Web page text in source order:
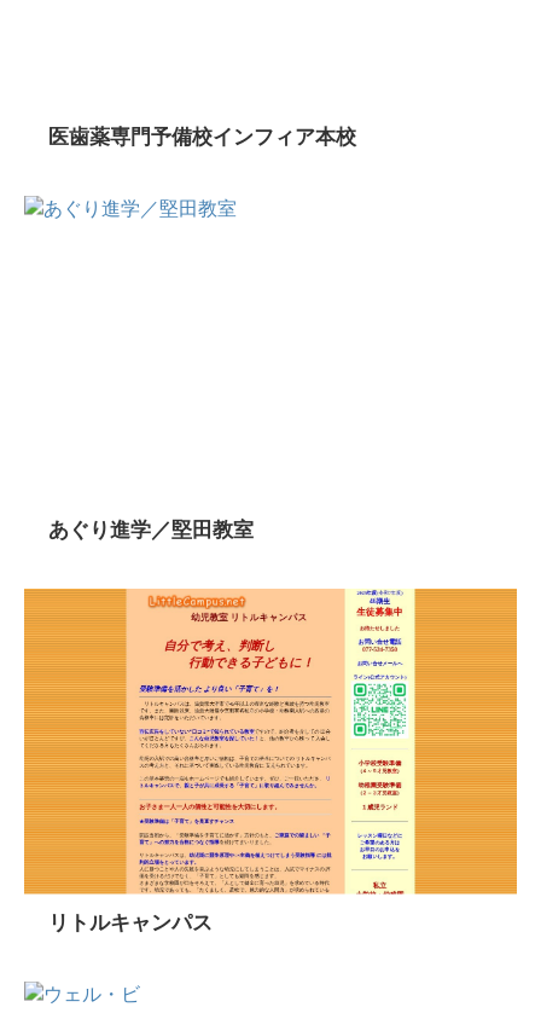
医歯薬専門予備校インフィア本校
あぐり進学／堅田教室
リトルキャンパス